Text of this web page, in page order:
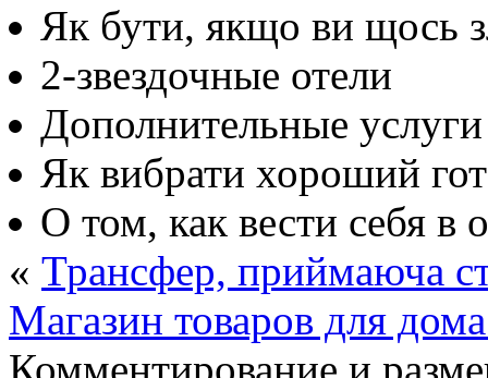
Як бути, якщо ви щось
2-звездочные отели
Дополнительные
Як вибрати хороший
О том, как вести себя в
« Трансфер, приймаюча
Магазин товаров для
Комментирование и